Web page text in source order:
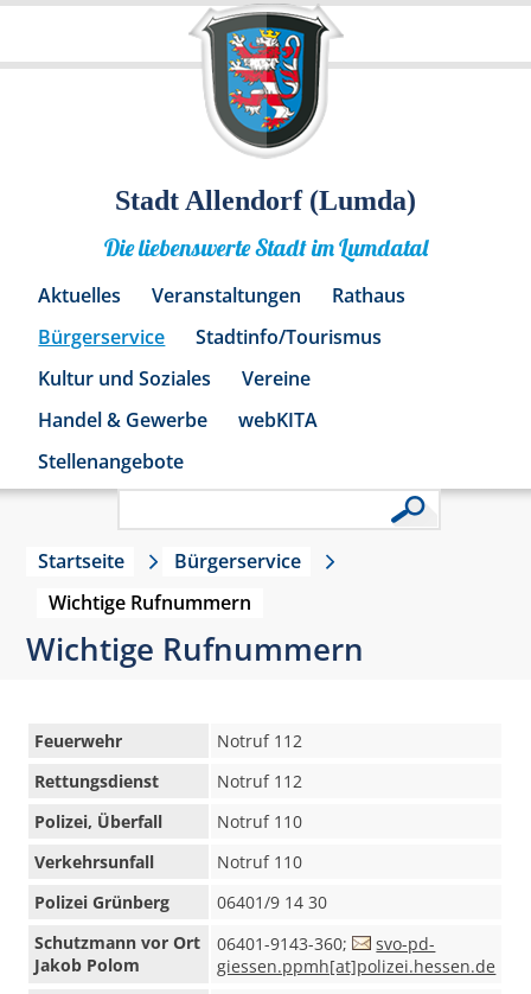
Stadt Allendorf (Lumda)
Die liebenswerte Stadt im Lumdatal
Aktuelles Veranstaltungen
Rathaus
Bürgerservice
Stadtinfo/Tourismus
Kultur und Soziales
Vereine
Handel & Gewerbe
webKITA
Stellenangebote
Startseite
Bürgerservice
Wichtige Rufnummern
Wichtige Rufnummern
Feuerwehr
Notruf 112
Rettungsdienst
Notruf 112
Polizei, Überfall
Notruf 110
Verkehrsunfall
Notruf 110
Polizei Grünberg
06401/9 14 30
Schutzmann vor Ort
Jakob Polom
06401-9143-360;
svo-pd-
giessen.ppmh[at]polizei.hessen.de